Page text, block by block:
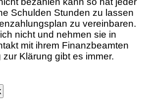
Schulden Stunden zu lassen
zu vereinbaren.
nicht und nehmen sie in
mit ihrem Finanzbeamten
Klärung gibt es immer.